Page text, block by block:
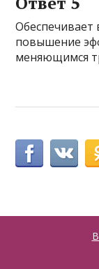
повышение
меняющимся